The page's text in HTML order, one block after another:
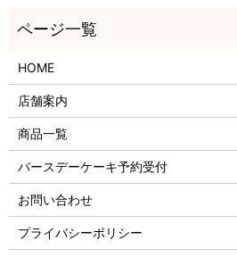
HOME
店舗案内
商品一覧
バースデーケーキ予約受付
お問い合わせ
プライバシーポリシー